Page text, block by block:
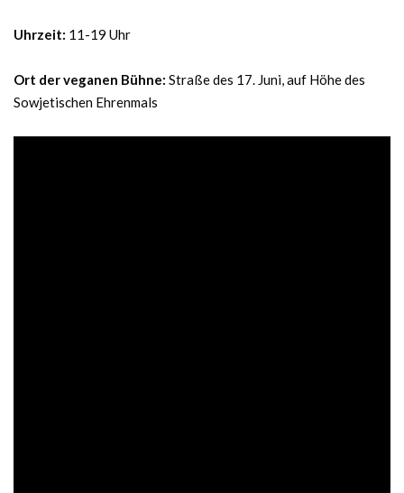
Uhrzeit: 11-19 Uhr
Ort der veganen Bühne: Straße des 17. Juni, auf Höhe des
Sowjetischen Ehrenmals